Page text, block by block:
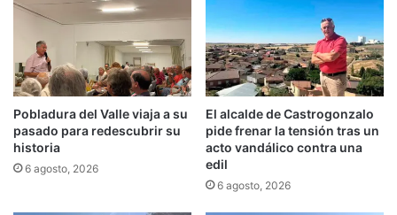
Pobladura del Valle viaja a su
pasado para redescubrir su
historia
6 agosto, 2026
El alcalde de Castrogonzalo
pide frenar la tensión tras un
acto vandálico contra una
edil
6 agosto, 2026